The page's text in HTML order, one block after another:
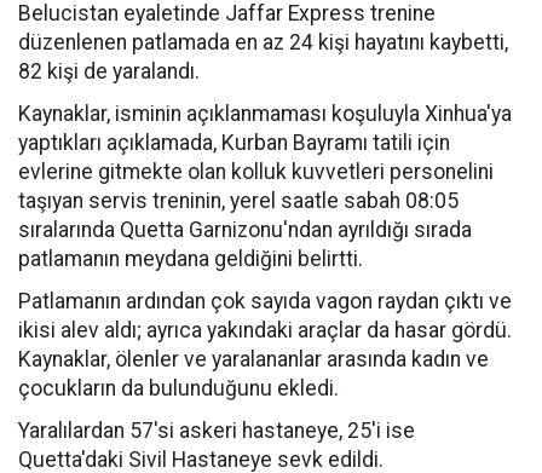
Belucistan eyaletinde Jaffar Express trenine
düzenlenen patlamada en az 24 kişi hayatını kaybetti,
82 kişi de yaralandı.
Kaynaklar, isminin açıklanmaması koşuluyla Xinhua'ya
yaptıkları açıklamada, Kurban Bayramı tatili için
evlerine gitmekte olan kolluk kuvvetleri personelini
taşıyan servis treninin, yerel saatle sabah 08:05
sıralarında Quetta Garnizonu'ndan ayrıldığı sırada
patlamanın meydana geldiğini belirtti.
Patlamanın ardından çok sayıda vagon raydan çıktı ve
ikisi alev aldı; ayrıca yakındaki araçlar da hasar gördü.
Kaynaklar, ölenler ve yaralananlar arasında kadın ve
çocukların da bulunduğunu ekledi.
Yaralılardan 57'si askeri hastaneye, 25'i ise
Quetta'daki Sivil Hastaneye sevk edildi.